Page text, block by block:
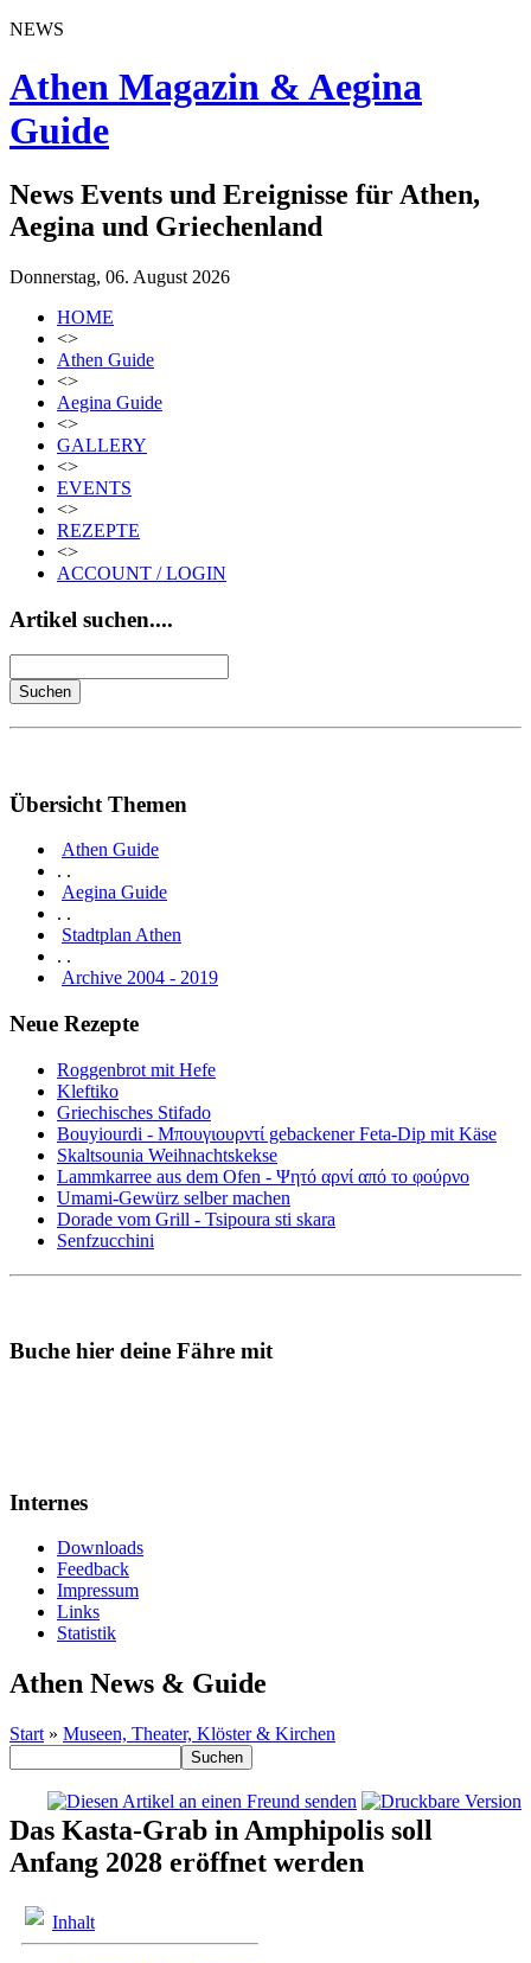
NEWS
Athen Magazin & Aegina
Guide
News Events und Ereignisse für Athen,
Aegina und Griechenland
Donnerstag, 06. August 2026
HOME
<>
Athen Guide
<>
Aegina Guide
<>
GALLERY
<>
EVENTS
<>
REZEPTE
<>
ACCOUNT / LOGIN
Artikel suchen....
Übersicht Themen
Athen Guide
. .
Aegina Guide
. .
Stadtplan Athen
. .
Archive 2004 - 2019
Neue Rezepte
Roggenbrot mit Hefe
Kleftiko
Griechisches Stifado
Bouyiourdi - Μπουγιουρντί gebackener Feta-Dip mit Käse
Skaltsounia Weihnachtskekse
Lammkarree aus dem Ofen - Ψητό αρνί από το φούρνο
Umami-Gewürz selber machen
Dorade vom Grill - Tsipoura sti skara
Senfzucchini
Buche hier deine Fähre mit
Internes
Downloads
Feedback
Impressum
Links
Statistik
Athen News & Guide
Start » Museen, Theater, Klöster & Kirchen
Das Kasta-Grab in Amphipolis soll
Anfang 2028 eröffnet werden
Inhalt